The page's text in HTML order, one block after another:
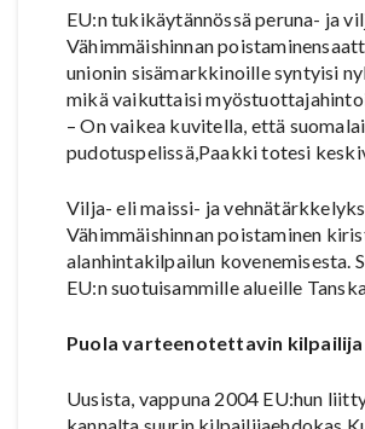
EU:n tukikäytännössä peruna- ja
Vähimmäishinnan
unionin sisämarkkinoille syntyisi
mikä vaikuttaisi
– On vaikea kuvitella, että
pudotuspelissä,Paakki totesi
Vilja- eli maissi- ja
Vähimmäishinnan poistaminen
alanhintakilpailun kovenemisesta.
EU:n suotuisammille alueille
Puola varteenotettavin kilpailija
Uusista, vappuna 2004 EU:hun